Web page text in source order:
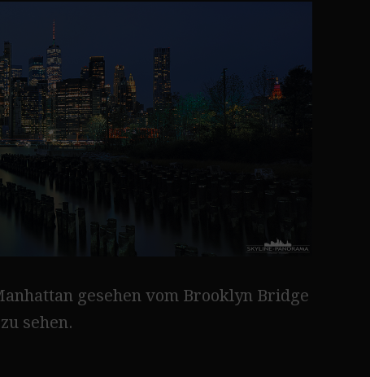
gesehen vom Brooklyn Bridge
sehen.